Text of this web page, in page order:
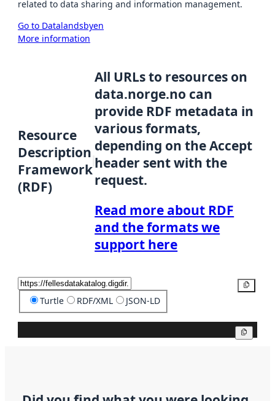
related to data sharing and information management.
Go to Datalandsbyen
More information
Resource
Description
Framework
(RDF)
All URLs to resources on
data.norge.no can
provide RDF metadata in
various formats,
depending on the Accept
header sent with the
request.
Read more about RDF
and the formats we
support here
Turtle RDF/XML JSON-LD